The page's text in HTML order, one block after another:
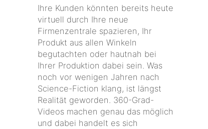
Ihre Kunden könnten bereits heute
virtuell durch Ihre neue
Firmenzentrale spazieren, Ihr
Produkt aus allen Winkeln
begutachten oder hautnah bei
Ihrer Produktion dabei sein. Was
noch vor wenigen Jahren nach
Science-Fiction klang, ist längst
Realität geworden. 360-Grad-
Videos machen genau das möglich
und dabei handelt es sich